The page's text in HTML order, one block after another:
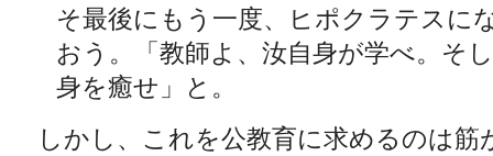
そ最後にもう一度、ヒポクラテスに
おう。「教師よ、汝自身が学べ。そ
身を癒せ」と。
しかし、これを公教育に求めるのは筋